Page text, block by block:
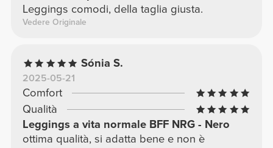
Leggings comodi, della taglia giusta.
Vedere Originale
Sónia S.
2025-05-21
Comfort
Qualità
Leggings a vita normale BFF NRG - Nero
ottima qualità, si adatta bene e non è